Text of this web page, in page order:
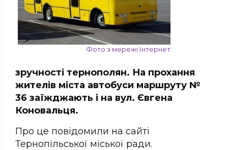
Фото з мережі Інтернет
зручності тернополян. На прохання
жителів міста автобуси маршруту №
36 заїжджають і на вул. Євгена
Коновальця.
Про це повідомили на сайті
Тернопільської міської ради.